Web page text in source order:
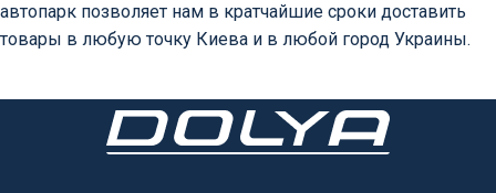
автопарк позволяет нам в кратчайшие сроки доставить
товары в любую точку Киева и в любой город Украины.